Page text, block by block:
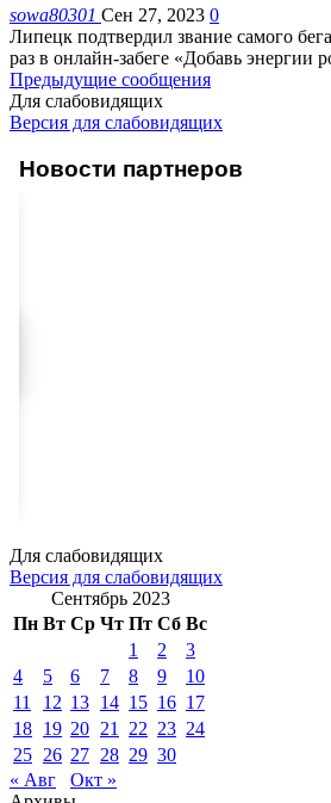
sowa80301 Сен 27, 2023 0
Липецк подтвердил звание самого
раз в онлайн-забеге «Добавь энергии
Предыдущие сообщения
Для слабовидящих
Версия для слабовидящих
Новости партнеров
Для слабовидящих
Версия для слабовидящих
Сентябрь 2023
Пн Вт Ср Чт Пт Сб Вс
1
2
3
4
5 6 7 8 9
10
11
12 13 14 15 16 17
18 19 20 21 22 23 24
25 26 27 28 29 30
« Авг
Окт »